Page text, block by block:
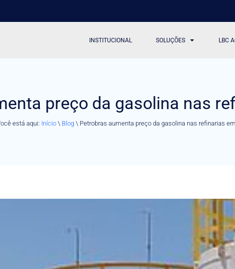
INSTITUCIONAL SOLUÇÕES LBC
preço da gasolina nas
está aqui: Início \ Blog \ Petrobras aumenta preço da gasolina nas refinarias